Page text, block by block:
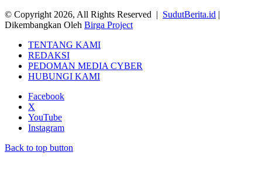
© Copyright 2026, All Rights Reserved | SudutBerita.id |
Dikembangkan Oleh Birga Project
TENTANG KAMI
REDAKSI
PEDOMAN MEDIA CYBER
HUBUNGI KAMI
Facebook
X
YouTube
Instagram
Back to top button